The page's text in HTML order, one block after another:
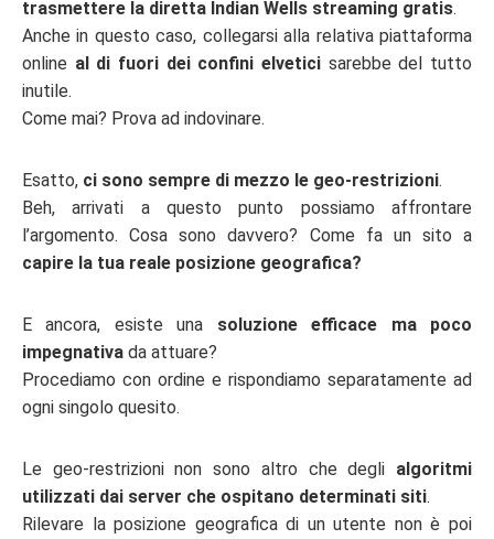
trasmettere la diretta Indian Wells streaming gratis.
Anche in questo caso, collegarsi alla relativa piattaforma
online al di fuori dei confini elvetici sarebbe del tutto
inutile.
Come mai? Prova ad indovinare.
Esatto, ci sono sempre di mezzo le geo-restrizioni.
Beh, arrivati a questo punto possiamo affrontare
l’argomento. Cosa sono davvero? Come fa un sito a
capire la tua reale posizione geografica?
E ancora, esiste una soluzione efficace ma poco
impegnativa da attuare?
Procediamo con ordine e rispondiamo separatamente ad
ogni singolo quesito.
Le geo-restrizioni non sono altro che degli algoritmi
utilizzati dai server che ospitano determinati siti.
Rilevare la posizione geografica di un utente non è poi